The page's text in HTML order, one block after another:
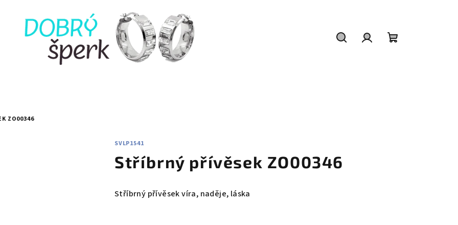
ZO00346
SVLP1541
Stříbrný přívěsek ZO00346
Stříbrný přívěsek víra, naděje, láska